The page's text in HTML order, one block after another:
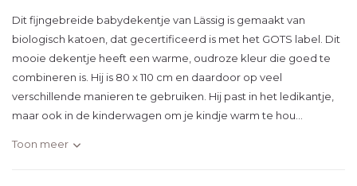
Dit fijngebreide babydekentje van Lässig is gemaakt van
biologisch katoen, dat gecertificeerd is met het GOTS label. Dit
mooie dekentje heeft een warme, oudroze kleur die goed te
combineren is. Hij is 80 x 110 cm en daardoor op veel
verschillende manieren te gebruiken. Hij past in het ledikantje,
maar ook in de kinderwagen om je kindje warm te hou...
Toon meer